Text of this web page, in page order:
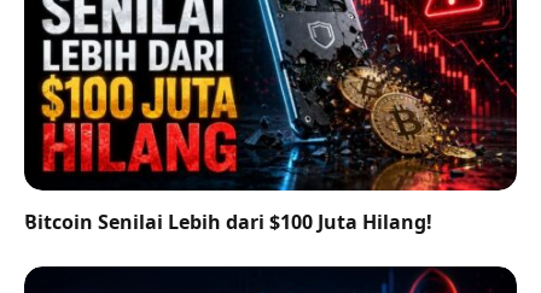
Bitcoin Senilai Lebih dari $100 Juta Hilang!